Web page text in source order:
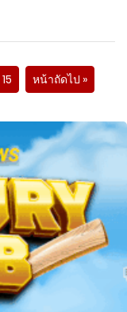
15 หน้าถัดไป »